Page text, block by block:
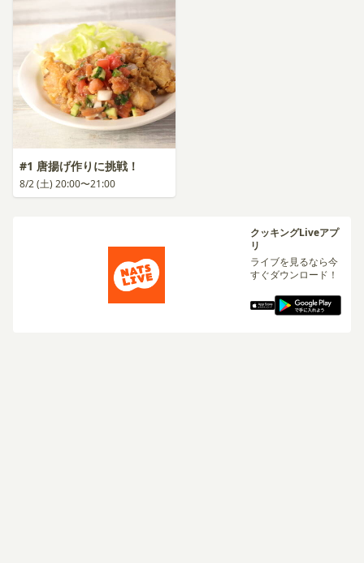
#1 唐揚げ作りに挑戦！
8/2 (土) 20:00〜21:00
クッキングLiveアプ
リ
ライブを見るなら今
すぐダウンロード！